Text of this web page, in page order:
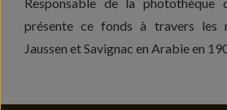
présente ce fonds à travers les
Jaussen et Savignac en Arabie en